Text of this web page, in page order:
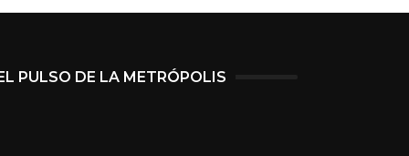
PULSO DE LA METRÓPOLIS